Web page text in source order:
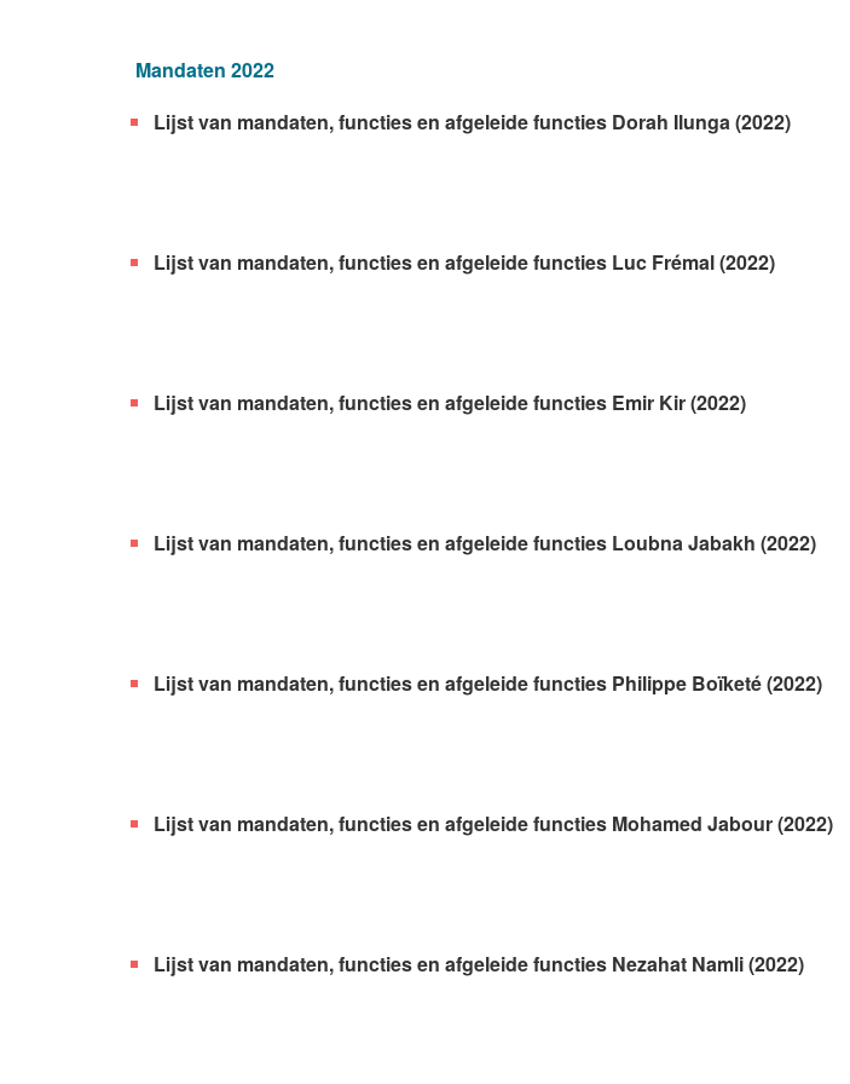
Mandaten 2022
Lijst van mandaten, functies en afgeleide functies Dorah Ilunga (2022)
Lijst van mandaten, functies en afgeleide functies Luc Frémal (2022)
Lijst van mandaten, functies en afgeleide functies Emir Kir (2022)
Lijst van mandaten, functies en afgeleide functies Loubna Jabakh (2022)
Lijst van mandaten, functies en afgeleide functies Philippe Boïketé (2022)
Lijst van mandaten, functies en afgeleide functies Mohamed Jabour (2022)
Lijst van mandaten, functies en afgeleide functies Nezahat Namli (2022)